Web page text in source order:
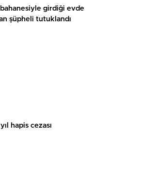
bahanesiyle girdiği evde
şüpheli tutuklandı
hapis cezası